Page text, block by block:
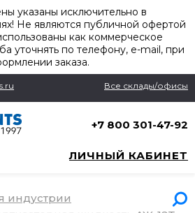
указаны исключительно в
Не являются публичной офертой
как коммерческое
уточнять по телефону, e-mail, при
заказа.
Все склады/офисы
+7 800 301-47-92
ЛИЧНЫЙ КАБИНЕТ
индустрии